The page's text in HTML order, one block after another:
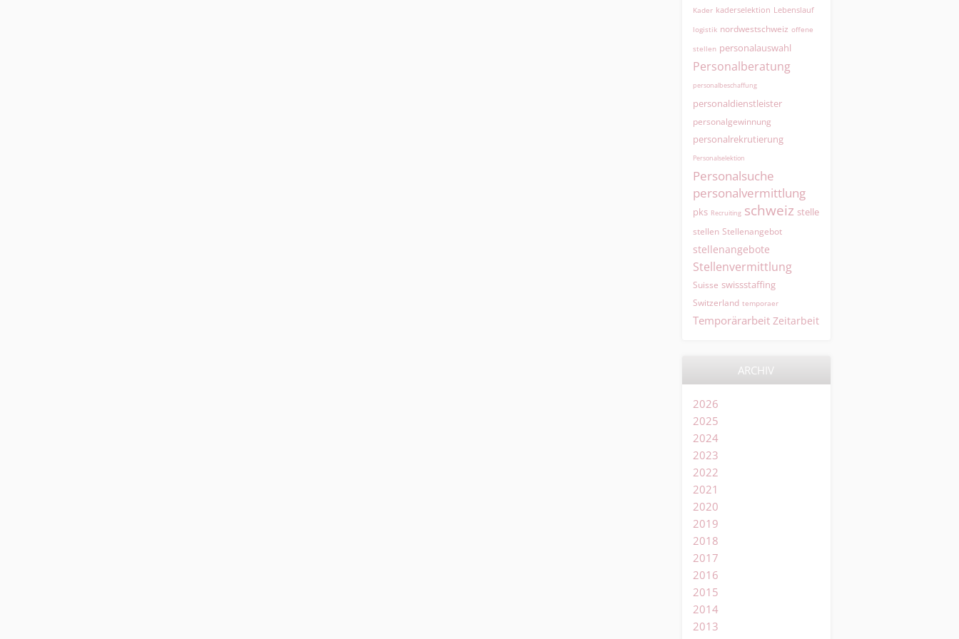
Kader kaderselektion Lebenslauf
logistik nordwestschweiz offene
stellen personalauswahl
Personalberatung
personalbeschaffung
personaldienstleister
personalgewinnung
personalrekrutierung
Personalselektion
Personalsuche
personalvermittlung
pks Recruiting schweiz stelle
stellen Stellenangebot
stellenangebote
Stellenvermittlung
Suisse swissstaffing
Switzerland temporaer
Temporärarbeit Zeitarbeit
ARCHIV
2026
2025
2024
2023
2022
2021
2020
2019
2018
2017
2016
2015
2014
2013